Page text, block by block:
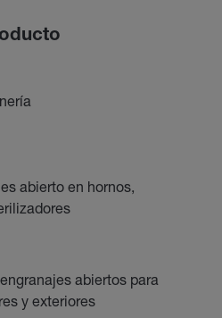
abierto en hornos,
abiertos para
y exteriores